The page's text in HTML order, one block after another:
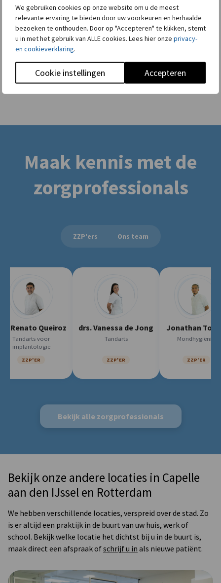
We gebruiken cookies op onze website om u de meest
relevante ervaring te bieden door uw voorkeuren en herhaalde
bezoeken te onthouden. Door op "Accepteren" te klikken, stemt
u in met het gebruik van ALLE cookies. Lees hier onze privacy-
en cookieverklaring.
Cookie instellingen Accepteren
Het team van Dental Network Capelle Schollevaar bestaat
uit ervaren tandartsen, assistenten en specialisten. Ze
werken nauw samen om u de best mogelijke
tandheelkundige zorg te bieden. Welke behandeling u ook
nodig heeft, Capelle aan den IJssel staat voor u klaar. U bent
van harte welkom als nieuwe patiënt.
Maak kennis met de
zorgprofessionals
ZZP'ers Ons team
Queiroz
voor
drs. Vanessa de Jong
Tandarts
Jonathan Torres
Mondhygiënist
Bekijk alle zorgprofessionals
Bekijk onze andere locaties in Capelle
aan den IJssel en Rotterdam
We hebben verschillende locaties, verspreid over de stad. Zo
is er altijd een praktijk in de buurt van uw huis, werk of
school. Bekijk welke locatie het dichtst bij u in de buurt is,
maak direct een afspraak ofschrijf u in als nieuwe patiënt.